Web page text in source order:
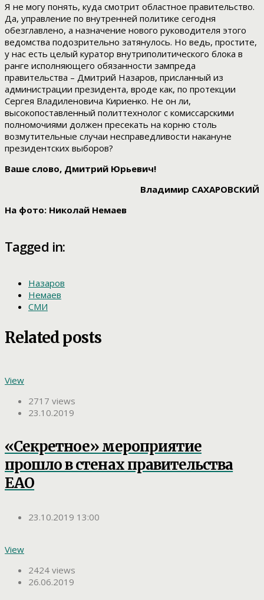
Я не могу понять, куда смотрит областное правительство.
Да, управление по внутренней политике сегодня
обезглавлено, а назначение нового руководителя этого
ведомства подозрительно затянулось. Но ведь, простите,
у нас есть целый куратор внутриполитического блока в
ранге исполняющего обязанности зампреда
правительства – Дмитрий Назаров, присланный из
администрации президента, вроде как, по протекции
Сергея Владиленовича Кириенко. Не он ли,
высокопоставленный политтехнолог с комиссарскими
полномочиями должен пресекать на корню столь
возмутительные случаи несправедливости накануне
президентских выборов?
Ваше слово, Дмитрий Юрьевич!
Владимир САХАРОВСКИЙ
На фото: Николай Немаев
Tagged in:
Назаров
Немаев
СМИ
Related posts
View
2717 views
23.10.2019
«Секретное» мероприятие
прошло в стенах правительства
ЕАО
23.10.2019 13:00
View
2424 views
26.06.2019